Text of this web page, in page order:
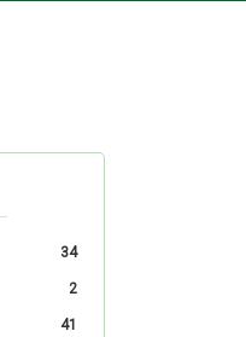
34
2
41